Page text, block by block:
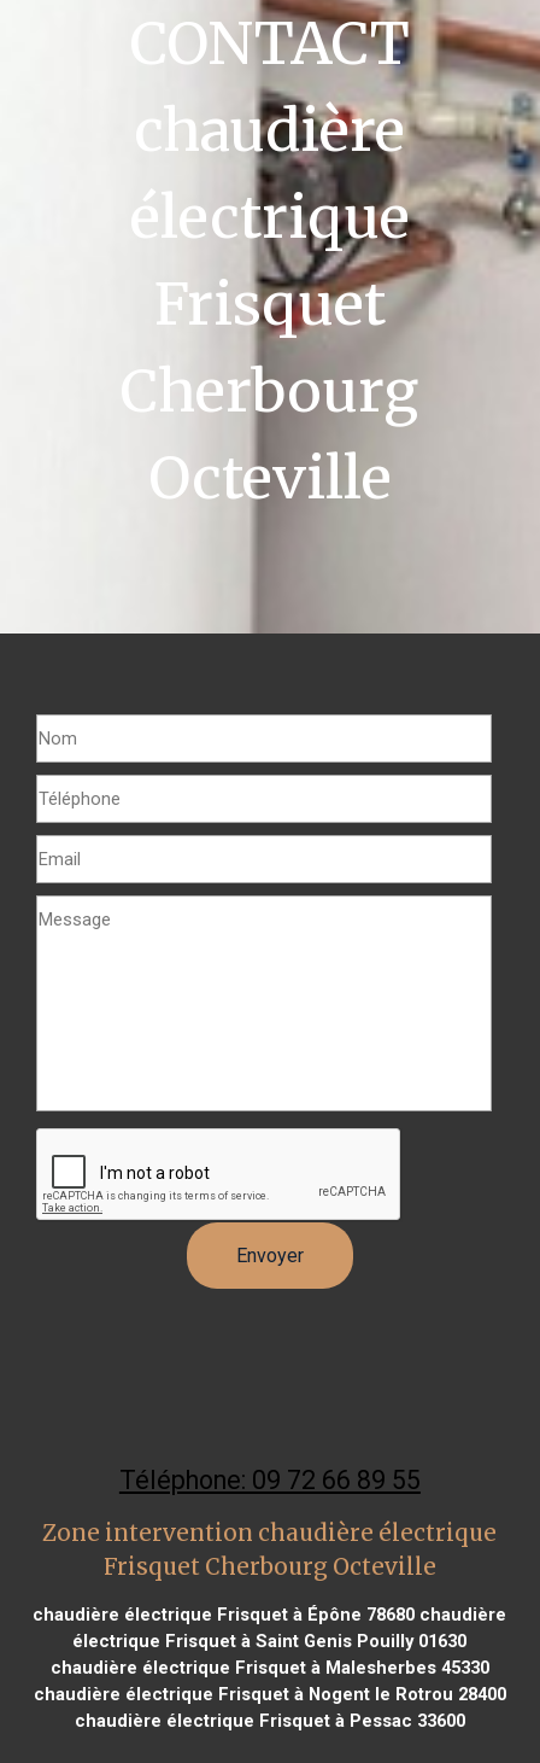
CONTACT
chaudière
électrique
Frisquet
Cherbourg
Octeville
Téléphone: 09 72 66 89 55
Zone intervention chaudière électrique
Frisquet Cherbourg Octeville
chaudière électrique Frisquet à Épône 78680 chaudière
électrique Frisquet à Saint Genis Pouilly 01630
chaudière électrique Frisquet à Malesherbes 45330
chaudière électrique Frisquet à Nogent le Rotrou 28400
chaudière électrique Frisquet à Pessac 33600